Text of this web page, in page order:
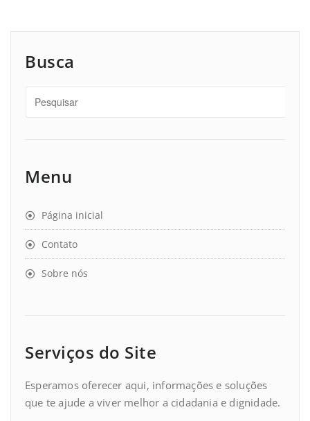
Busca
Menu
Página inicial
Contato
Sobre nós
Serviços do Site
Esperamos oferecer aqui, informações e soluções
que te ajude a viver melhor a cidadania e dignidade.